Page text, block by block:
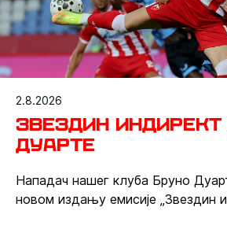
2.8.2026
Звездин индирект
Дуарте
Нападач нашег клуба Бруно
новом издању емисије „Звездин